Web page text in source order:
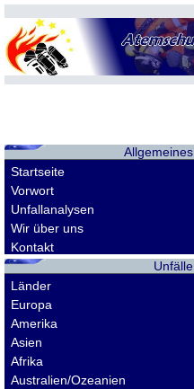
Allgemeines
Startseite
Vorwort
Unfallanalysen
Wir über uns
Kontakt
Unfälle
Länder
Europa
Amerika
Asien
Afrika
Australien/Ozeanien